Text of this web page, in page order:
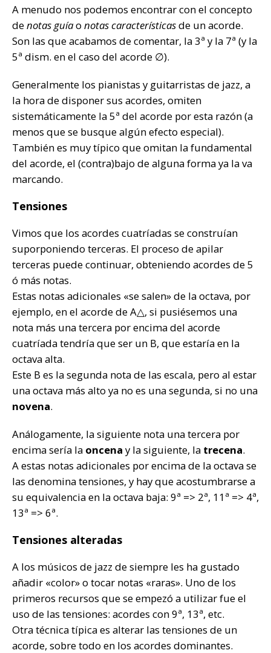
A menudo nos podemos encontrar con el concepto
denotas guíao notas característicasde un acorde.
Son las que acabamos de comentar, la 3ª y la 7ª (y la
5ª dism. en el caso del acorde ∅).
Generalmente los pianistas y guitarristas de jazz, a
la hora de disponer sus acordes, omiten
sistemáticamente la 5ª del acorde por esta razón (a
menos que se busque algún efecto especial).
También es muy típico que omitan la fundamental
del acorde, el (contra)bajo de alguna forma ya la va
marcando.
Tensiones
Vimos que los acordes cuatríadas se construían
suporponiendo terceras. El proceso de apilar
terceras puede continuar, obteniendo acordes de 5
ó más notas.
Estas notas adicionales «se salen» de la octava, por
ejemplo, en el acorde de A△, si pusiésemos una
nota más una tercera por encima del acorde
cuatríada tendría que ser un B, que estaría en la
octava alta.
Este B es la segunda nota de las escala, pero al estar
una octava más alto ya no es una segunda, si no una
novena.
Análogamente, la siguiente nota una tercera por
encima sería la oncena y la siguiente, la trecena.
A estas notas adicionales por encima de la octava se
las denomina tensiones, y hay que acostumbrarse a
su equivalencia en la octava baja: 9ª => 2ª, 11ª => 4ª,
13ª => 6ª.
Tensiones alteradas
A los músicos de jazz de siempre les ha gustado
añadir «color» o tocar notas «raras». Uno de los
primeros recursos que se empezó a utilizar fue el
uso de las tensiones: acordes con 9ª, 13ª, etc.
Otra técnica típica es alterar las tensiones de un
acorde, sobre todo en los acordes dominantes.